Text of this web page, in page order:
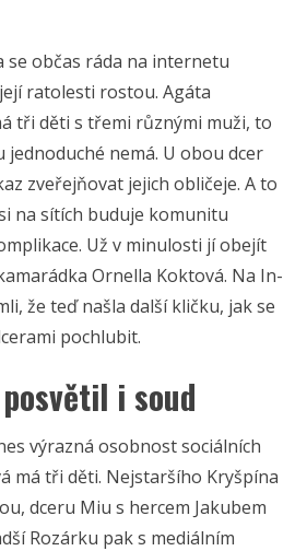
se občas ráda na internetu
ratolesti rostou. Agáta
tři děti s třemi různými muži, to
nemá. U obou dcer
zveřejňovat jejich obličeje. A to
na sítích buduje komunitu
Už v minulosti jí obejít
Ornella Koktová. Na In-
že teď našla další kličku, jak se
pochlubit.
i soud
výrazná osobnost sociálních
má tři děti. Nejstaršího Kryšpína
dceru Miu s hercem Jakubem
Rozárku pak s mediálním